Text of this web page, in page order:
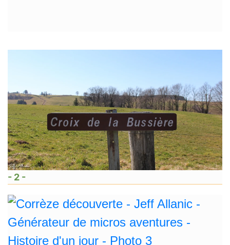
- 2 -